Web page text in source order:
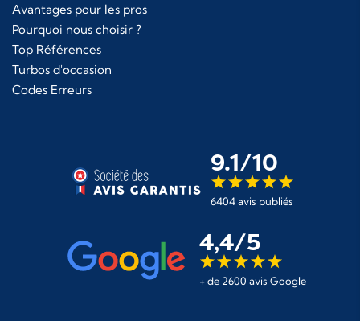
Avantages pour les pros
Pourquoi nous choisir ?
Top Références
Turbos d'occasion
Codes Erreurs
9.1/10
6404 avis publiés
4,4/5
+ de 2600 avis Google